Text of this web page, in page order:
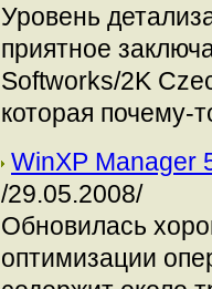
Уровень
приятное
Softworks/2K
которая почему-
WinXP Manager
/29.05.2008/
Обновилась
оптимизации